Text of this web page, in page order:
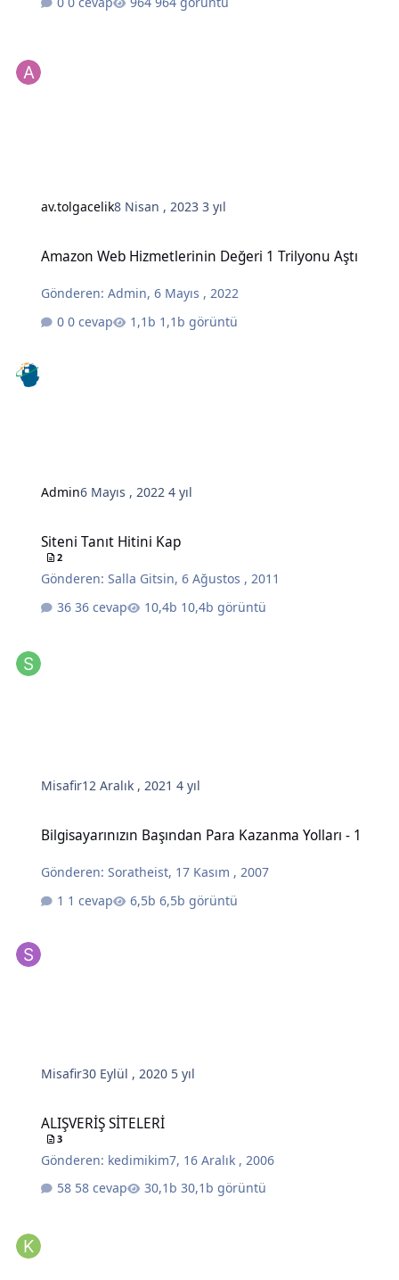
av.tolgacelik8 Nisan , 20233 yıl
Amazon Web Hizmetlerinin Değeri 1 Trilyonu Aştı
Gönderen:Admin,6 Mayıs , 2022
0 cevap
1,1b görüntü
Admin6 Mayıs , 20224 yıl
Siteni Tanıt Hitini Kap
2
Gönderen:Salla Gitsin,6 Ağustos , 2011
36 cevap
10,4b görüntü
Misafir12 Aralık , 20214 yıl
Bilgisayarınızın Başından Para Kazanma Yolları - 1
Gönderen:Soratheist, 17 Kasım , 2007
1 cevap
6,5b görüntü
Misafir30 Eylül , 2020 5 yıl
ALIŞVERİŞ SİTELERİ
3
Gönderen: kedimikim7, 16 Aralık , 2006
58 cevap
30,1b görüntü